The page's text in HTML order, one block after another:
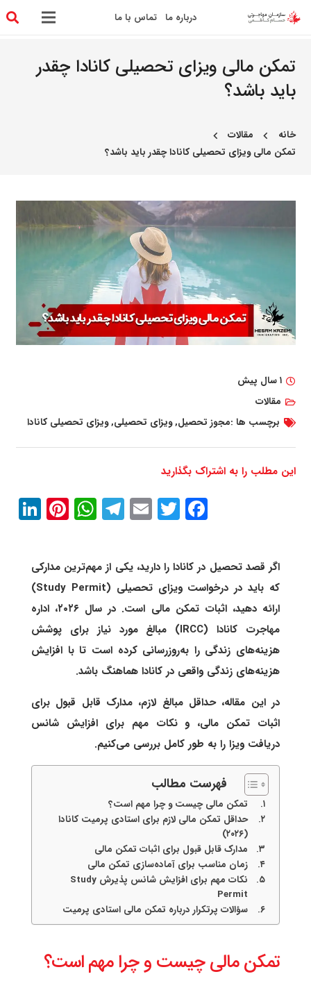
درباره ما تماس با ما
تمکن مالی ویزای تحصیلی کانادا چقدر
باید باشد؟
خانه chevron_left مقالات chevron_left
تمکن مالی ویزای تحصیلی کانادا چقدر باید باشد؟
۱ سال پیش
مقالات
برچسب ها :مجوز تحصیل,ویزای تحصیلی,ویزای تحصیلی کانادا
این مطلب را به اشتراک بگذارید
Facebook
Twitter
Email
Telegram
اگر قصد تحصیل در کانادا را دارید، یکی از مهم‌ترین مدارکی
که باید در درخواست ویزای تحصیلی (Study Permit)
ارائه دهید، اثبات تمکن مالی است. در سال ۲۰۲۶، اداره
مهاجرت کانادا (IRCC) مبالغ مورد نیاز برای پوشش
هزینه‌های زندگی را به‌روزرسانی کرده است تا با افزایش
هزینه‌های زندگی واقعی در کانادا هماهنگ باشد.
در این مقاله، حداقل مبالغ لازم، مدارک قابل قبول برای
اثبات تمکن مالی، و نکات مهم برای افزایش شانس
دریافت ویزا را به طور کامل بررسی می‌کنیم.
فهرست مطالب
تمکن مالی چیست و چرا مهم است؟
حداقل تمکن مالی لازم برای استادی پرمیت کانادا
(۲۰۲۶)
مدارک قابل قبول برای اثبات تمکن مالی
زمان مناسب برای آماده‌سازی تمکن مالی
نکات مهم برای افزایش شانس پذیرش Study
Permit
سؤالات پرتکرار درباره تمکن مالی استادی پرمیت
تمکن مالی چیست و چرا مهم است؟